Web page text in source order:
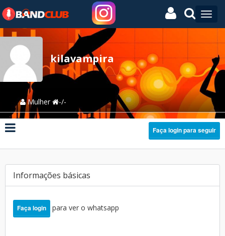
kilavampira
Mulher -/-
Faça login para seguir
Informações básicas
Faça login para ver o whatsapp